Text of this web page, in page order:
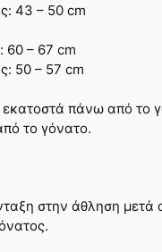
43 – 50 cm
60 – 67 cm
50 – 57 cm
πάνω από το
το γόνατο.
στην άθληση